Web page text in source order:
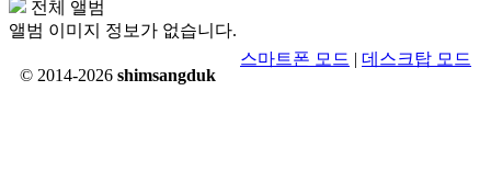
전체 앨범
앨범 이미지 정보가 없습니다.
© 2014-2026 shimsangduk
스마트폰 모드 | 데스크탑 모드